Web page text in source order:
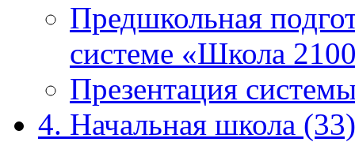
Предшкольная
системе «Школа
Презентация
4. Начальная школа (33)